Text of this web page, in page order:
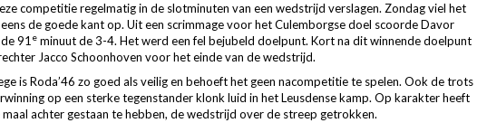
competitie regelmatig in de slotminuten van een wedstrijd verslagen. Zondag viel het
de goede kant op. Uit een scrimmage voor het Culemborgse doel scoorde Davor
91e minuut de 3-4. Het werd een fel bejubeld doelpunt. Kort na dit winnende doelpunt
Jacco Schoonhoven voor het einde van de wedstrijd.
is Roda’46 zo goed als veilig en behoeft het geen nacompetitie te spelen. Ook de trots
op een sterke tegenstander klonk luid in het Leusdense kamp. Op karakter heeft
maal achter gestaan te hebben, de wedstrijd over de streep getrokken.